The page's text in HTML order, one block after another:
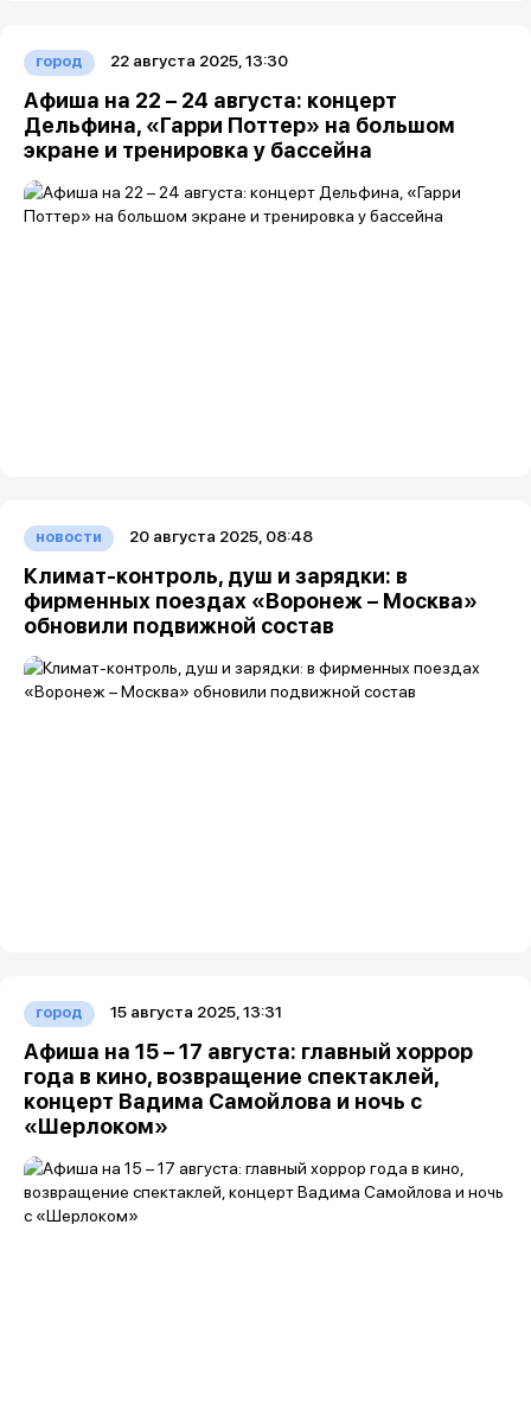
город 22 августа 2025, 13:30
Афиша на 22 – 24 августа: концерт
Дельфина, «Гарри Поттер» на большом
экране и тренировка у бассейна
новости 20 августа 2025, 08:48
Климат-контроль, душ и зарядки: в
фирменных поездах «Воронеж – Москва»
обновили подвижной состав
город 15 августа 2025, 13:31
Афиша на 15 – 17 августа: главный хоррор
года в кино, возвращение спектаклей,
концерт Вадима Самойлова и ночь с
«Шерлоком»